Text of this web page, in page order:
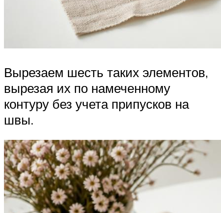
Вырезаем шесть таких элементов,
вырезая их по намеченному
контуру без учета припусков на
швы.